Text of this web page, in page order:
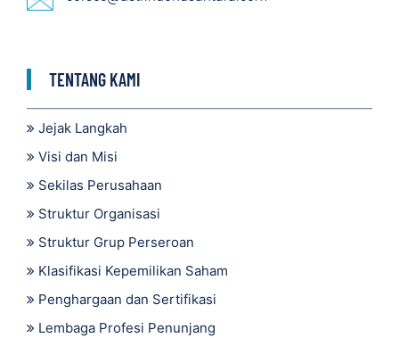
TENTANG KAMI
Jejak Langkah
Visi dan Misi
Sekilas Perusahaan
Struktur Organisasi
Struktur Grup Perseroan
Klasifikasi Kepemilikan Saham
Penghargaan dan Sertifikasi
Lembaga Profesi Penunjang